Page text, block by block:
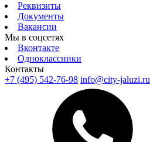
Реквизиты
Документы
Вакансии
Мы в соцсетях
Вконтакте
Одноклассники
Контакты
+7 (495) 542-76-98 info@city-jaluzi.ru